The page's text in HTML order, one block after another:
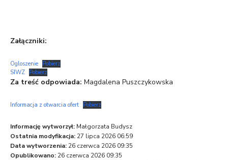
Załączniki:
Ogloszenie Pobierz
SIWZ Pobierz
Za treść odpowiada: Magdalena Puszczykowska
Informacja z otwarcia ofert Pobierz
Informację wytworzył: Małgorzata Budysz
Ostatnia modyfikacja: 27 lipca 2026 06:59
Data wytworzenia: 26 czerwca 2026 09:35
Opublikowano: 26 czerwca 2026 09:35